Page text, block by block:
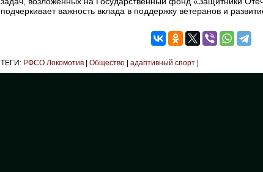
подчеркивает важность вклада в поддержку ветеранов и
ТЕГИ: РФСО Локомотив Общество адаптивный спорт